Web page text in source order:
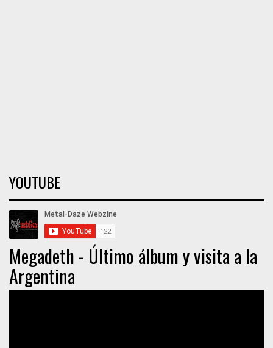
YOUTUBE
Megadeth - Último álbum y visita a la
Argentina